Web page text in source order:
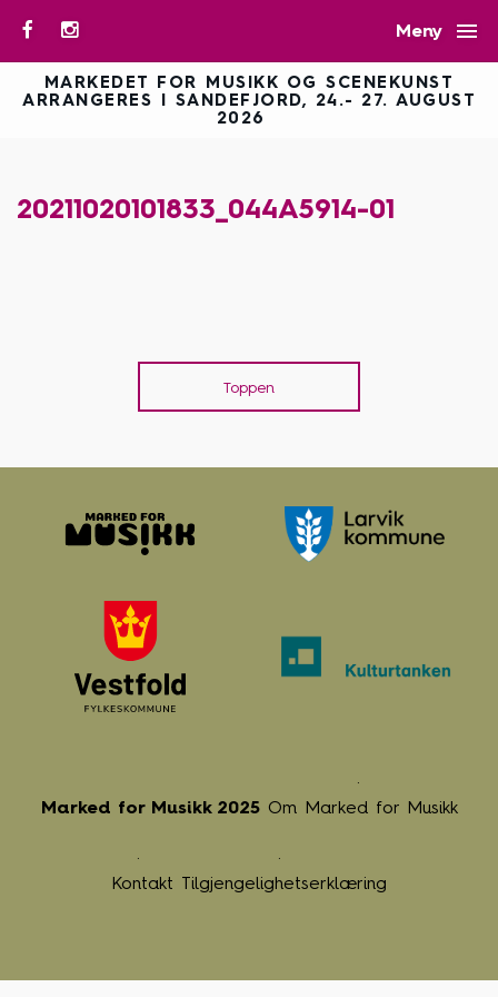
Meny 
MARKEDET FOR MUSIKK OG SCENEKUNST
ARRANGERES I SANDEFJORD, 24.- 27. AUGUST
2026
20211020101833_044A5914-01
Toppen
Marked for Musikk 2025 Om Marked for Musikk
Kontakt Tilgjengelighetserklæring